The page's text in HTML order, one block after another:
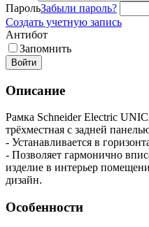
ПарольЗабыли пароль?
Создать учетную запись
Антибот
Запомнить
Войти
Описание
Рамка Schneider Electric
трёхместная с задней
- Устанавливается в
- Позволяет гармонично
изделие в интерьер
дизайн.
Особенности